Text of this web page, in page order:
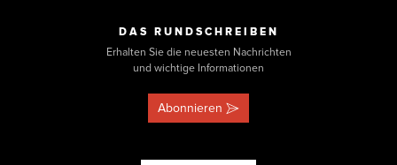
DAS RUNDSCHREIBEN
Erhalten Sie die neuesten Nachrichten
und wichtige Informationen
Abonnieren